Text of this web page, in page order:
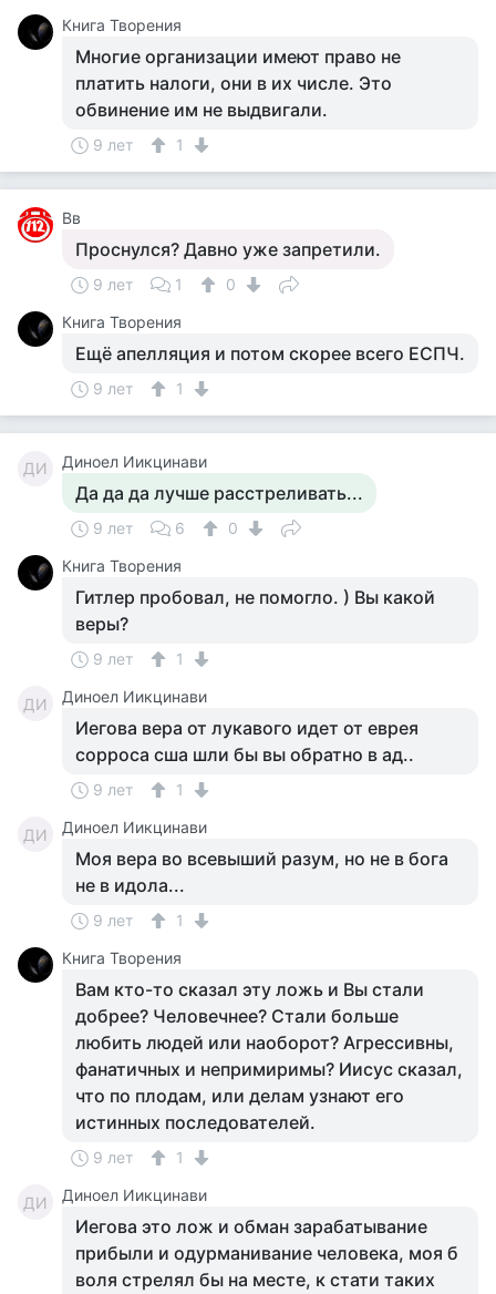
Книга Творения
Многие организации имеют право не
платить налоги, они в их числе. Это
обвинение им не выдвигали.
9 лет 1
Вв
Проснулся? Давно уже запретили.
9 лет 1
0
Книга Творения
Ещё апелляция и потом скорее всего ЕСПЧ.
9 лет 1
ДИ Диноел Иикцинави
Да да да лучше расстреливать...
9 лет 6
0
Книга Творения
Гитлер пробовал, не помогло. ) Вы какой
веры?
9 лет 1
ДИ Диноел Иикцинави
Иегова вера от лукавого идет от еврея
сорроса сша шли бы вы обратно в ад..
9 лет 1
ДИ Диноел Иикцинави
Моя вера во всевыший разум, но не в бога
не в идола...
9 лет
1
Книга Творения
Вам кто-то сказал эту ложь и Вы стали
добрее? Человечнее? Стали больше
любить людей или наоборот? Агрессивны,
фанатичных и непримиримы? Иисус сказал,
что по плодам, или делам узнают его
истинных последователей.
9 лет 1
ДИ Диноел Иикцинави
Иегова это лож и обман зарабатывание
прибыли и одурманивание человека, моя б
воля стрелял бы на месте, к стати таких